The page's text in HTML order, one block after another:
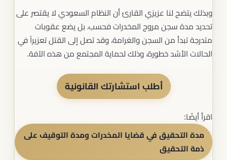
وبذلك يتضح لنا عزيزي القارئ أن النظام السعودي لا يقتصر على
تحديد مدة سجن مروج المخدرات فحسب، بل يضع عقوبات
متدرجة تبدأ من السجن والغرامة، وقد تصل إلى القتل تعزيراً في
الحالات الأشد خطورة، وذلك لحماية المجتمع من هذه الآفة.
أطلب استشارتك القانونية
اقرأ أيضًا:
مدة التحقيق في قضايا المخدرات ومدة التوقيف على
ذمة التحقيق